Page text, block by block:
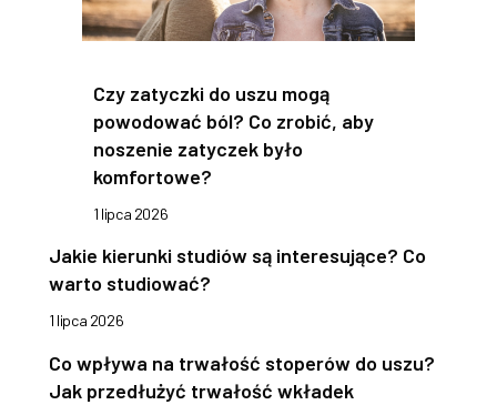
Czy zatyczki do uszu mogą
powodować ból? Co zrobić, aby
noszenie zatyczek było
komfortowe?
1 lipca 2026
Jakie kierunki studiów są interesujące? Co
warto studiować?
1 lipca 2026
Co wpływa na trwałość stoperów do uszu?
Jak przedłużyć trwałość wkładek